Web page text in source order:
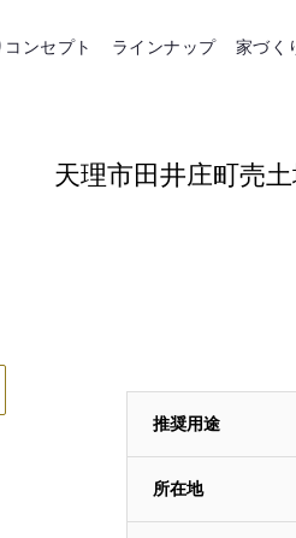
ンセプト
ラインナップ 家づく
天理市田井庄町売
推奨用途
所在地